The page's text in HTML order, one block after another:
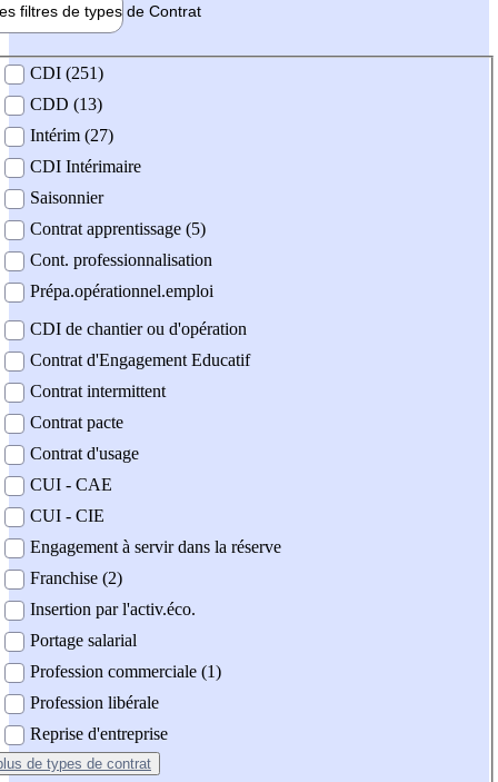
filtres de types de Contrat
contrat
CDI (251)
CDD (13)
Intérim (27)
CDI Intérimaire
Saisonnier
Contrat apprentissage (5)
Cont. professionnalisation
Prépa.opérationnel.emploi
CDI de chantier ou d'opération
Contrat d'Engagement Educatif
Contrat intermittent
Contrat pacte
Contrat d'usage
CUI - CAE
CUI - CIE
Engagement à servir dans la réserve
Franchise (2)
Insertion par l'activ.éco.
Portage salarial
Profession commerciale (1)
Profession libérale
Reprise d'entreprise
de types de contrat